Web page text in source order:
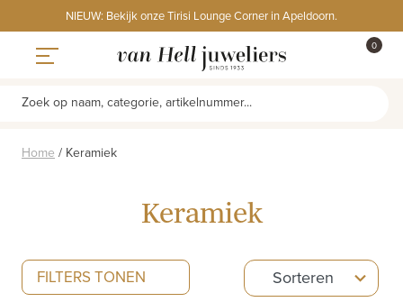
to
content
NIEUW: Bekijk onze Tirisi Lounge Corner in Apeldoorn.
0
Zoek op naam, categorie, artikelnummer...
Home / Keramiek
Keramiek
FILTERS TONEN Sorteren
5
results